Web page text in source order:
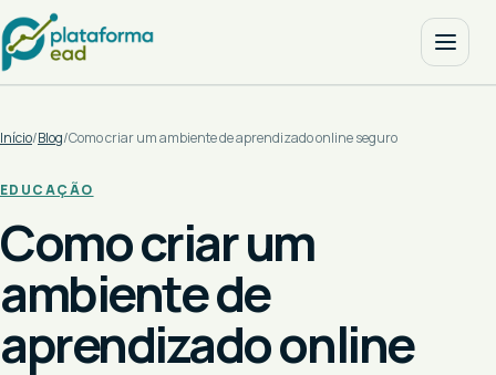
Início/Blog/Como criar um ambiente de aprendizado online seguro
EDUCAÇÃO
Como criar um
ambiente de
aprendizado online